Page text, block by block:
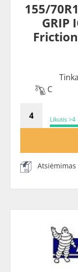
155/
GRIP
Friction
C
Likutis >4